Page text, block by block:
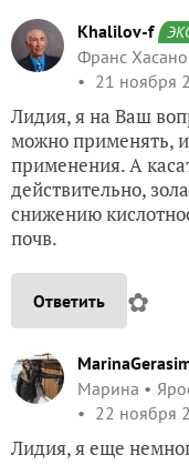
Khalilov-f
Франс
21 ноября
Лидия, я на Ваш
можно применять,
применения. А
действительно,
снижению
почв.
Ответить ✿
Марина
22 ноября
Лидия, я еще